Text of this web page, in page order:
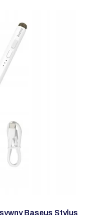
Baseus Stylus